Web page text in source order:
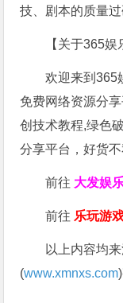
技、剧本的质量
【关于365娱
欢迎来到365
免费网络资源分
创技术教程,绿色
分享平台，好货不
前往 大发娱
前往 乐玩游
以上内容均
(www.xmnxs.com